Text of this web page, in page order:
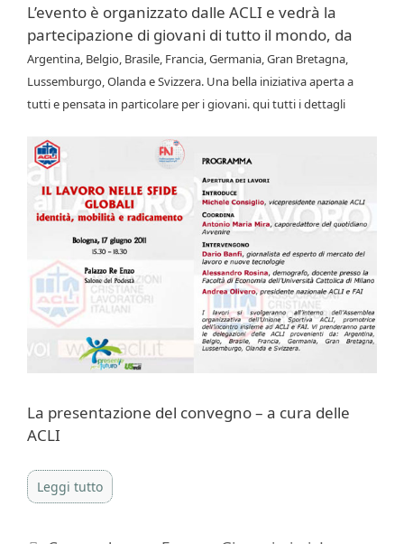
L’evento è organizzato dalle ACLI e vedrà la
partecipazione di giovani di tutto il mondo, da
Argentina, Belgio, Brasile, Francia, Germania, Gran Bretagna,
Lussemburgo, Olanda e Svizzera. Una bella iniziativa aperta a
tutti e pensata in particolare per i giovani. qui tutti i dettagli
La presentazione del convegno – a cura delle
ACLI
Leggi tutto